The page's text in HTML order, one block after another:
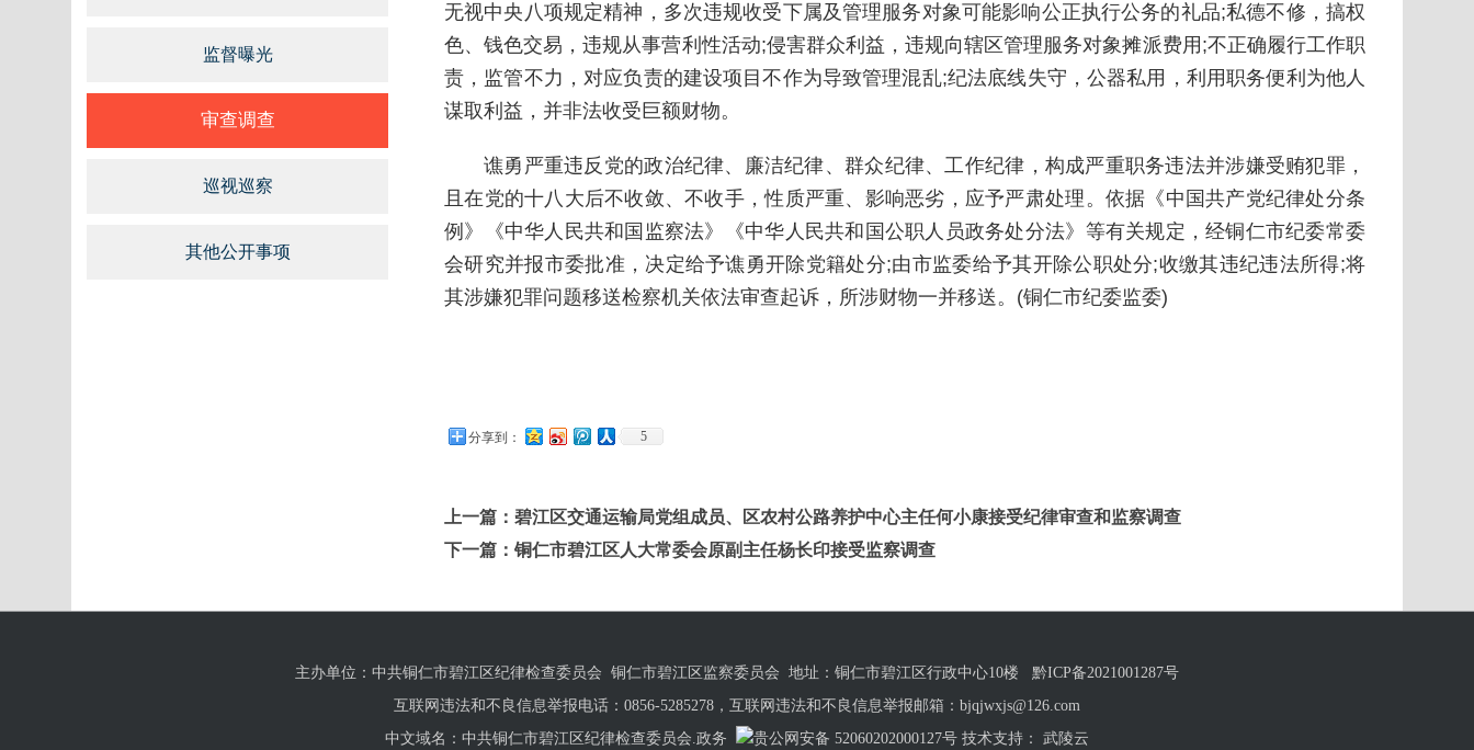
监督曝光
审查调查
巡视巡察
其他公开事项
无视中央八项规定精神，多次违规收受下属及管理服务对象可能影响公正执行公务的礼品;私德不修，搞权
色、钱色交易，违规从事营利性活动;侵害群众利益，违规向辖区管理服务对象摊派费用;不正确履行工作职
责，监管不力，对应负责的建设项目不作为导致管理混乱;纪法底线失守，公器私用，利用职务便利为他人
谋取利益，并非法收受巨额财物。
谯勇严重违反党的政治纪律、廉洁纪律、群众纪律、工作纪律，构成严重职务违法并涉嫌受贿犯罪，
且在党的十八大后不收敛、不收手，性质严重、影响恶劣，应予严肃处理。依据《中国共产党纪律处分条
例》《中华人民共和国监察法》《中华人民共和国公职人员政务处分法》等有关规定，经铜仁市纪委常委
会研究并报市委批准，决定给予谯勇开除党籍处分;由市监委给予其开除公职处分;收缴其违纪违法所得;将
其涉嫌犯罪问题移送检察机关依法审查起诉，所涉财物一并移送。(铜仁市纪委监委)
分享到： 5
上一篇： 碧江区交通运输局党组成员、区农村公路养护中心主任何小康接受纪律审查和监察调查
下一篇： 铜仁市碧江区人大常委会原副主任杨长印接受监察调查
主办单位：中共铜仁市碧江区纪律检查委员会 铜仁市碧江区监察委员会 地址：铜仁市碧江区行政中心10楼 黔ICP备2021001287号
互联网违法和不良信息举报电话：0856-5285278，互联网违法和不良信息举报邮箱：bjqjwxjs@126.com
中文域名：中共铜仁市碧江区纪律检查委员会.政务
贵公网安备 52060202000127号 技术支持： 武陵云